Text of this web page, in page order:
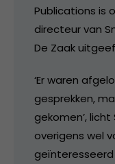
Publications is
directeur van
De Zaak
‘Er waren
gesprekken,
gekomen’,
overigens wel